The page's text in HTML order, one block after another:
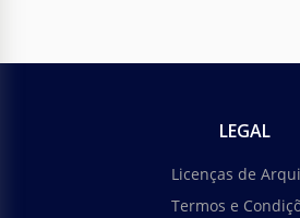
LEGAL
Licenças de
Termos e